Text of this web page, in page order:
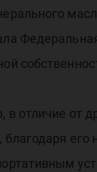
в отличие от
благодаря